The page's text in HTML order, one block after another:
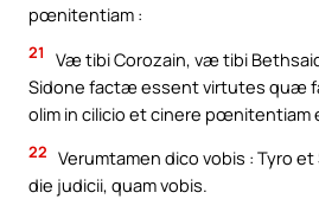
pœnitentiam :
21
Væ tibi Corozain, væ tibi
Sidone factæ essent virtutes quæ
olim in cilicio et cinere pœnitentiam
22 Verumtamen dico vobis : Tyro
die judicii, quam vobis.